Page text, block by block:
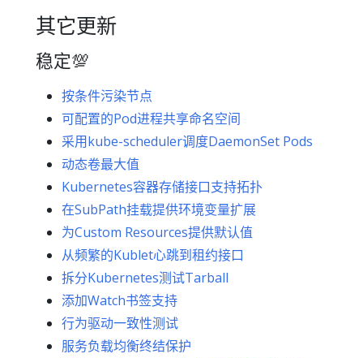
其它更新
稳定💯
按条件污染节点
可配置的Pod进程共享命名空间
采用kube-scheduler调度DaemonSet Pods
动态卷最大值
Kubernetes容器存储接口支持拓扑
在SubPath挂载提供环境变量扩展
为Custom Resources提供默认值
从频繁的Kublet心跳到租约接口
拆分Kubernetes测试Tarball
添加Watch书签支持
行为驱动一致性测试
服务负载均衡终结保护